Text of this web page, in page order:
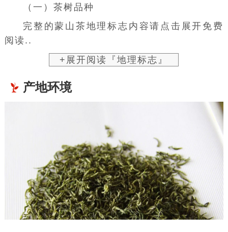
（一）茶树品种
完整的蒙山茶地理标志内容请点击展开免费
阅读..
+展开阅读『地理标志』
产地环境